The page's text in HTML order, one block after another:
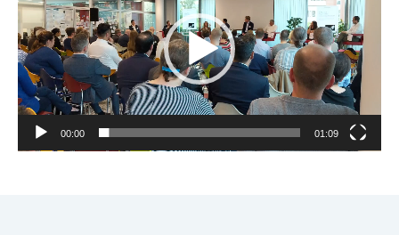
00:00 01:09